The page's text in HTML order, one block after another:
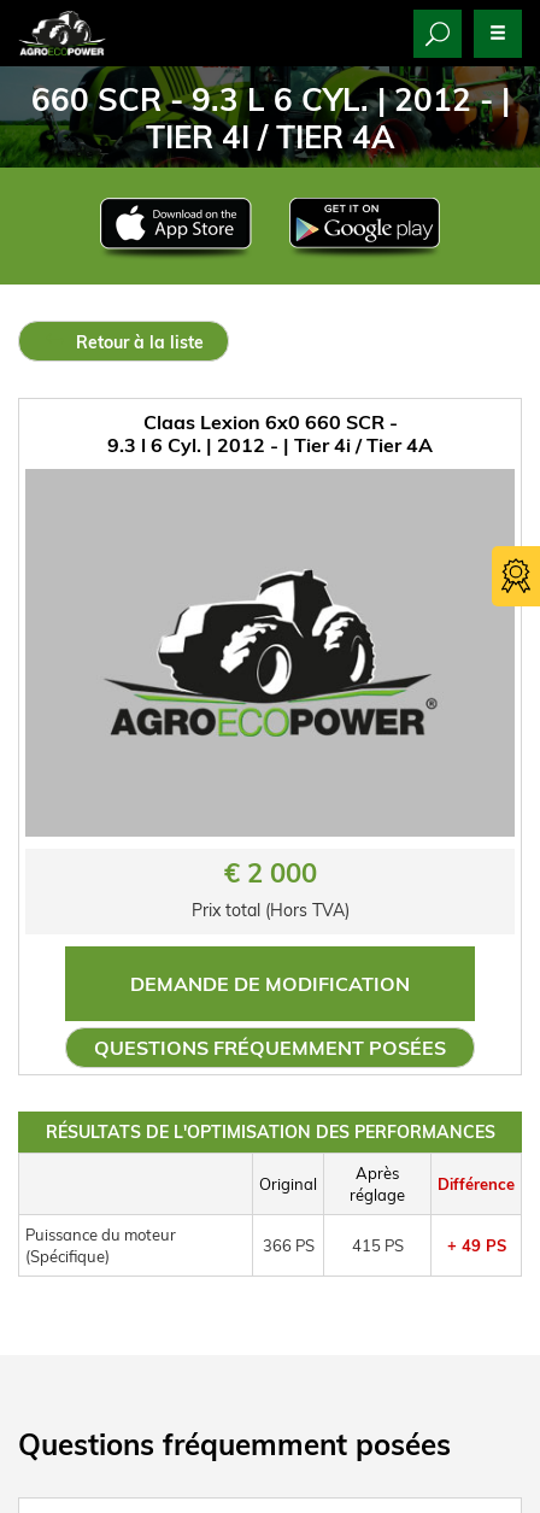
660 SCR - 9.3 L 6 CYL. | 2012 - |
TIER 4I / TIER 4A
Retour à la liste
Claas Lexion 6x0 660 SCR -
9.3 l 6 Cyl. | 2012 - | Tier 4i / Tier 4A
€ 2 000
Prix total (Hors TVA)
DEMANDE DE MODIFICATION
QUESTIONS FRÉQUEMMENT POSÉES
RÉSULTATS DE L'OPTIMISATION DES PERFORMANCES
Original
Après
réglage
Différence
Puissance du moteur
(Spécifique)
366 PS 415 PS + 49 PS
Questions fréquemment posées